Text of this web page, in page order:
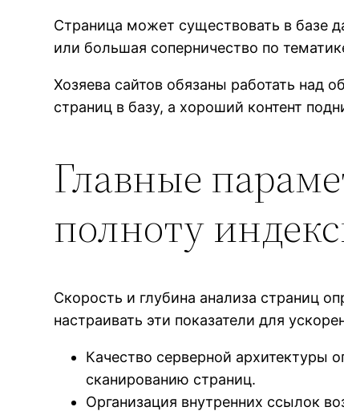
Страница может существовать в базе
или большая соперничество по
Хозяева сайтов обязаны работать над
страниц в базу, а хороший контент
Главные
полноту
Скорость и глубина анализа страниц
настраивать эти показатели для
Качество серверной архитектуры
сканированию страниц.
Организация внутренних ссылок